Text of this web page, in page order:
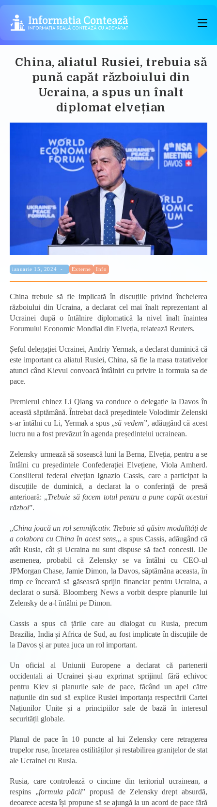
Skip
content
China, aliatul Rusiei, trebuia să
pună capăt războiului din
Ucraina, a spus un înalt
diplomat elvețian
Publicat:
ianuarie 15, 2024 Categorie:
Externe Info
China trebuie să fie implicată în discuțiile privind încheierea
războiului din Ucraina, a declarat cel mai înalt reprezentant al
Ucrainei după o întâlnire diplomatică la nivel înalt înaintea
Forumului Economic Mondial din Elveția, relatează Reuters.
Șeful delegației Ucrainei, Andriy Yermak, a declarat duminică că
este important ca aliatul Rusiei, China, să fie la masa tratativelor
atunci când Kievul convoacă întâlniri cu privire la formula sa de
pace.
Premierul chinez Li Qiang va conduce o delegație la Davos în
această săptămână. Întrebat dacă președintele Volodimir Zelenski
s-ar întâlni cu Li, Yermak a spus „să vedem”, adăugând că acest
lucru nu a fost prevăzut în agenda președintelui ucrainean.
Zelensky urmează să sosească luni la Berna, Elveția, pentru a se
întâlni cu președintele Confederației Elvețiene, Viola Amherd.
Consilierul federal elvețian Ignazio Cassis, care a participat la
discuțiile de duminică, a declarat la o conferință de presă
anterioară: „Trebuie să facem totul pentru a pune capăt acestui
război”.
„China joacă un rol semnificativ. Trebuie să găsim modalități de
a colabora cu China în acest sens„, a spus Cassis, adăugând că
atât Rusia, cât și Ucraina nu sunt dispuse să facă concesii. De
asemenea, probabil că Zelensky se va întâlni cu CEO-ul
JPMorgan Chase, Jamie Dimon, la Davos, săptămâna aceasta, în
timp ce încearcă să găsească sprijin financiar pentru Ucraina, a
declarat o sursă. Bloomberg News a vorbit despre planurile lui
Zelensky de a-l întâlni pe Dimon.
Cassis a spus că țările care au dialogat cu Rusia, precum
Brazilia, India și Africa de Sud, au fost implicate în discuțiile de
la Davos și ar putea juca un rol important.
Un oficial al Uniunii Europene a declarat că partenerii
occidentali ai Ucrainei și-au exprimat sprijinul fără echivoc
pentru Kiev și planurile sale de pace, făcând un apel către
națiunile din sud să explice Rusiei importanța respectării Cartei
Națiunilor Unite și a principiilor sale de bază în interesul
securității globale.
Planul de pace în 10 puncte al lui Zelensky cere retragerea
trupelor ruse, încetarea ostilităților și restabilirea granițelor de stat
ale Ucrainei cu Rusia.
Rusia, care controlează o cincime din teritoriul ucrainean, a
respins „formula păcii” propusă de Zelensky drept absurdă,
deoarece acesta își propune să se ajungă la un acord de pace fără